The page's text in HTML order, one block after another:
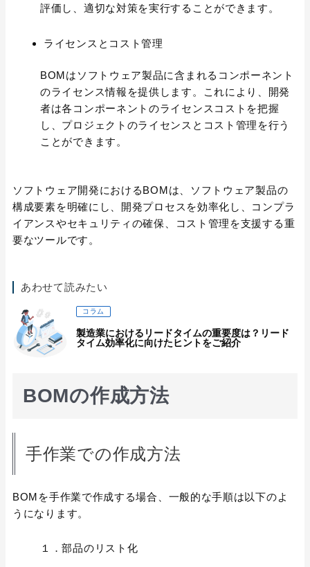
評価し、適切な対策を実行することができます。
ライセンスとコスト管理
BOMはソフトウェア製品に含まれるコンポーネント
のライセンス情報を提供します。これにより、開発
者は各コンポーネントのライセンスコストを把握
し、プロジェクトのライセンスとコスト管理を行う
ことができます。
ソフトウェア開発におけるBOMは、ソフトウェア製品の
構成要素を明確にし、開発プロセスを効率化し、コンプラ
イアンスやセキュリティの確保、コスト管理を支援する重
要なツールです。
あわせて読みたい
コラム
製造業におけるリードタイムの重要度は？リード
タイム効率化に向けたヒントをご紹介
BOMの作成方法
手作業での作成方法
BOMを手作業で作成する場合、一般的な手順は以下のよ
うになります。
１．部品のリスト化